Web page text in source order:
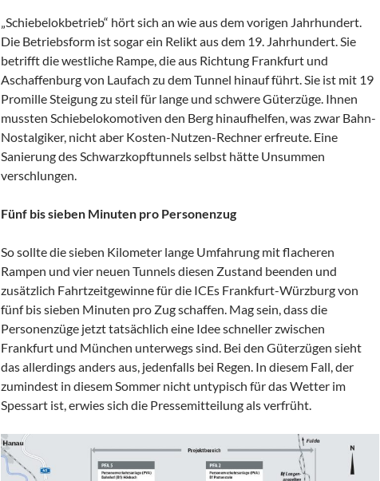
„Schiebelokbetrieb“ hört sich an wie aus dem vorigen Jahrhundert.
Die Betriebsform ist sogar ein Relikt aus dem 19. Jahrhundert. Sie
betrifft die westliche Rampe, die aus Richtung Frankfurt und
Aschaffenburg von Laufach zu dem Tunnel hinauf führt. Sie ist mit 19
Promille Steigung zu steil für lange und schwere Güterzüge. Ihnen
mussten Schiebelokomotiven den Berg hinaufhelfen, was zwar Bahn-
Nostalgiker, nicht aber Kosten-Nutzen-Rechner erfreute. Eine
Sanierung des Schwarzkopftunnels selbst hätte Unsummen
verschlungen.
Fünf bis sieben Minuten pro Personenzug
So sollte die sieben Kilometer lange Umfahrung mit flacheren
Rampen und vier neuen Tunnels diesen Zustand beenden und
zusätzlich Fahrtzeitgewinne für die ICEs Frankfurt-Würzburg von
fünf bis sieben Minuten pro Zug schaffen. Mag sein, dass die
Personenzüge jetzt tatsächlich eine Idee schneller zwischen
Frankfurt und München unterwegs sind. Bei den Güterzügen sieht
das allerdings anders aus, jedenfalls bei Regen. In diesem Fall, der
zumindest in diesem Sommer nicht untypisch für das Wetter im
Spessart ist, erwies sich die Pressemitteilung als verfrüht.